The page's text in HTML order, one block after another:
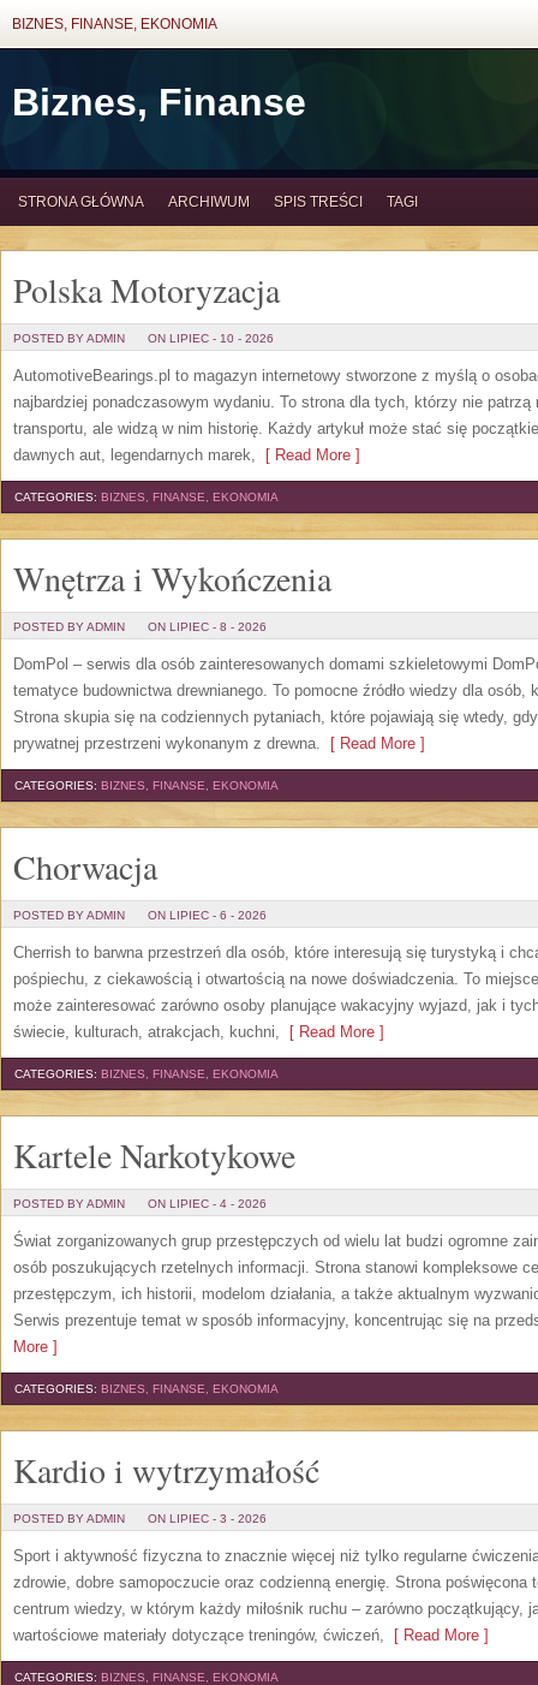
BIZNES, FINANSE, EKONOMIA
Biznes, Finanse
STRONA GŁÓWNA ARCHIWUM SPIS TREŚCI TAGI
Polska Motoryzacja
POSTED BY ADMIN ON LIPIEC - 10 - 2026
AutomotiveBearings.pl to magazyn internetowy stworzone z myślą o
najbardziej ponadczasowym wydaniu. To strona dla tych, którzy nie patrzą
transportu, ale widzą w nim historię. Każdy artykuł może stać się
dawnych aut, legendarnych marek, [ Read More ]
CATEGORIES: BIZNES, FINANSE, EKONOMIA
Wnętrza i Wykończenia
POSTED BY ADMIN ON LIPIEC - 8 - 2026
DomPol – serwis dla osób zainteresowanych domami szkieletowymi
tematyce budownictwa drewnianego. To pomocne źródło wiedzy dla
Strona skupia się na codziennych pytaniach, które pojawiają się wtedy,
prywatnej przestrzeni wykonanym z drewna. [ Read More ]
CATEGORIES: BIZNES, FINANSE, EKONOMIA
Chorwacja
POSTED BY ADMIN ON LIPIEC - 6 - 2026
Cherrish to barwna przestrzeń dla osób, które interesują się turystyką i
pośpiechu, z ciekawością i otwartością na nowe doświadczenia. To
może zainteresować zarówno osoby planujące wakacyjny wyjazd, jak i
świecie, kulturach, atrakcjach, kuchni, [ Read More ]
CATEGORIES: BIZNES, FINANSE, EKONOMIA
Kartele Narkotykowe
POSTED BY ADMIN ON LIPIEC - 4 - 2026
Świat zorganizowanych grup przestępczych od wielu lat budzi ogromne
osób poszukujących rzetelnych informacji. Strona stanowi kompleksowe
przestępczym, ich historii, modelom działania, a także aktualnym
Serwis prezentuje temat w sposób informacyjny, koncentrując się na
More ]
CATEGORIES: BIZNES, FINANSE, EKONOMIA
Kardio i wytrzymałość
POSTED BY ADMIN ON LIPIEC - 3 - 2026
Sport i aktywność fizyczna to znacznie więcej niż tylko regularne
zdrowie, dobre samopoczucie oraz codzienną energię. Strona poświęcona
centrum wiedzy, w którym każdy miłośnik ruchu – zarówno początkujący,
wartościowe materiały dotyczące treningów, ćwiczeń, [ Read More ]
CATEGORIES: BIZNES, FINANSE, EKONOMIA